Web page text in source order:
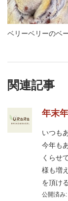
ベリーベリーのベ
関連記事
年末
いつも
今年も
くらせ
様も増
を頂け
公開済み